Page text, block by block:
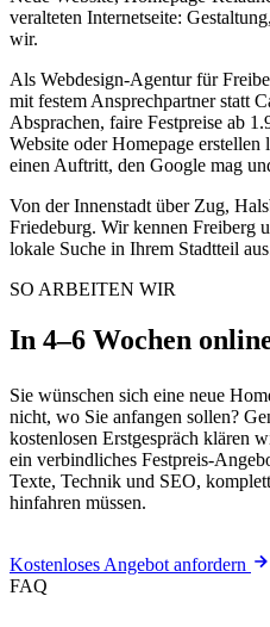
veralteten Internetseite:
wir.
Als Webdesign-Agentur für
mit festem Ansprechpartner statt
Absprachen, faire Festpreise ab
Website oder Homepage erstellen
einen Auftritt, den Google mag
Von der Innenstadt über Zug,
Friedeburg. Wir kennen Freiberg
lokale Suche in Ihrem Stadtteil
SO ARBEITEN WIR
In 4–6 Wochen
Sie wünschen sich eine neue
nicht, wo Sie anfangen sollen?
kostenlosen Erstgespräch klären
ein verbindliches Festpreis-
Texte, Technik und SEO,
hinfahren müssen.
Kostenloses Angebot anfordern
FAQ